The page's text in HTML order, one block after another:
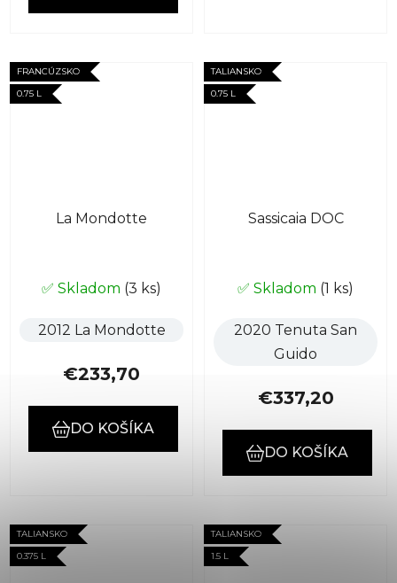
FRANCÚZSKO
0.75 L
La Mondotte
✅ Skladom (3 ks)
2012 La Mondotte
€233,70
DO KOŠÍKA
TALIANSKO
0.75 L
Sassicaia DOC
✅ Skladom (1 ks)
2020 Tenuta San
Guido
€337,20
DO KOŠÍKA
TALIANSKO
0.375 L
TALIANSKO
1.5 L